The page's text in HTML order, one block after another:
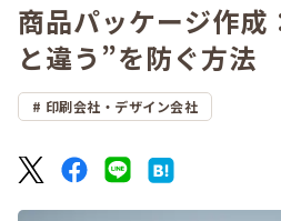
商品パッケージ作成
と違う”を防ぐ方法
印刷会社・デザイン会社